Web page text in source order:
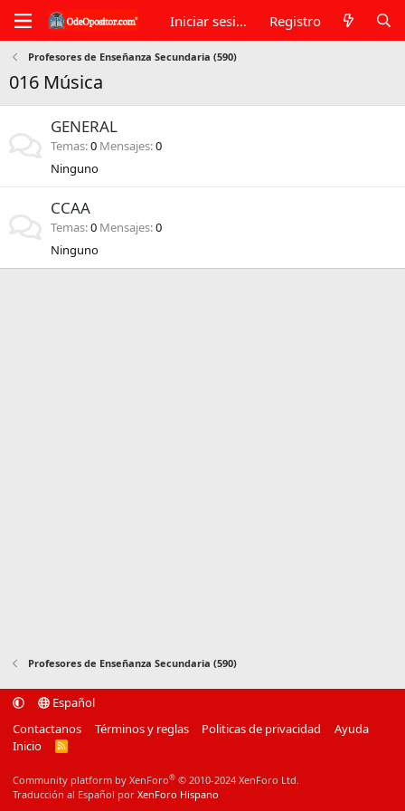
Iniciar sesión Registro
Profesores de Enseñanza Secundaria (590)
016 Música
GENERAL
Temas 0 Mensajes 0
Ninguno
CCAA
Temas 0 Mensajes 0
Ninguno
Profesores de Enseñanza Secundaria (590)
Español
Contactanos
Términos y reglas Politicas de privacidad
Ayuda
Inicio
R
Community platform by XenForo® © 2010-2024 XenForo Ltd.
Traducción al Español por XenForo Hispano